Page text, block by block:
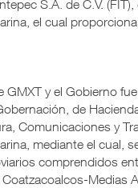
S.A. de C.V.
el cual
GMXT y el Gobierno
de
Comunicaciones y
mediante el cual,
comprendidos
Medias